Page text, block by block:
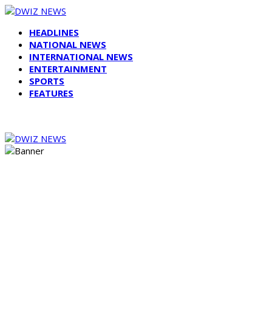
HEADLINES
NATIONAL NEWS
INTERNATIONAL NEWS
ENTERTAINMENT
SPORTS
FEATURES